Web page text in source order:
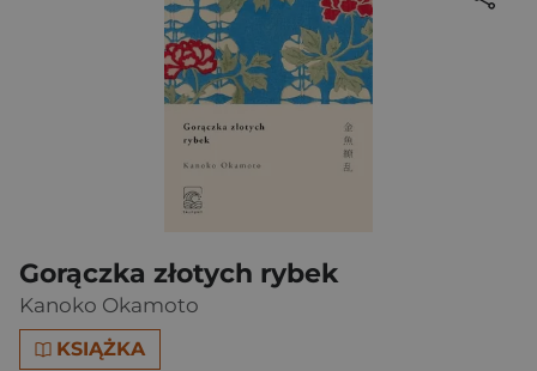
Gorączka złotych rybek
Kanoko Okamoto
KSIĄŻKA